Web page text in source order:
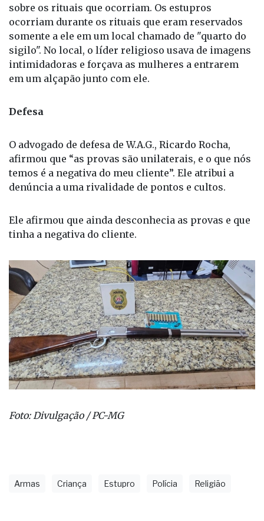
sobre os rituais que ocorriam. Os estupros
ocorriam durante os rituais que eram reservados
somente a ele em um local chamado de "quarto do
sigilo". No local, o líder religioso usava de imagens
intimidadoras e forçava as mulheres a entrarem
em um alçapão junto com ele.
Defesa
O advogado de defesa de W.A.G., Ricardo Rocha,
afirmou que “as provas são unilaterais, e o que nós
temos é a negativa do meu cliente”. Ele atribui a
denúncia a uma rivalidade de pontos e cultos.
Ele afirmou que ainda desconhecia as provas e que
tinha a negativa do cliente.
Foto: Divulgação / PC-MG
Armas Criança Estupro Polícia Religião